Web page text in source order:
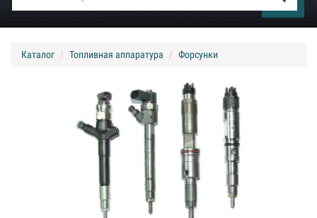
Каталог Топливная аппаратура Форсунки